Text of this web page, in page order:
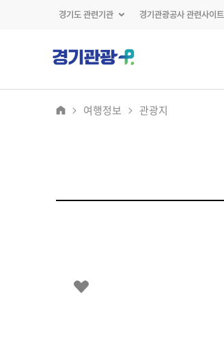
경기도 관련기관 경기관광공사 관련사이트
여행정보 관광지